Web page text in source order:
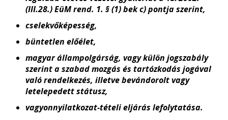
(III.28.) EüM rend. 1. § (1) bek c) pontja szerint,
cselekvőképesség,
büntetlen előélet,
magyar állampolgárság, vagy külön jogszabály
szerint a szabad mozgás és tartózkodás jogával
való rendelkezés, illetve bevándorolt vagy
letelepedett státusz,
vagyonnyilatkozat-tételi eljárás lefolytatása.